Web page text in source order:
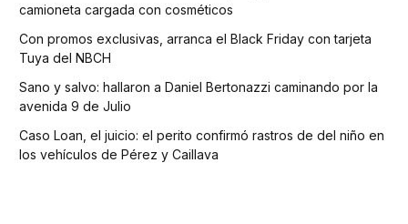
camioneta cargada con cosméticos
Con promos exclusivas, arranca el Black Friday con tarjeta
Tuya del NBCH
Sano y salvo: hallaron a Daniel Bertonazzi caminando por la
avenida 9 de Julio
Caso Loan, el juicio: el perito confirmó rastros de del niño en
los vehículos de Pérez y Caillava